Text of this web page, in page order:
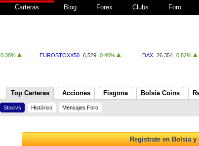
Carteras Blog Forex Clubs Foro
0.38% EUROSTOXX50 6,529 0.40% DAX 26,354 0.82%
Top Carteras Acciones Fisgona Bolsia Coins
Stoicvs Histórico Mensajes Foro